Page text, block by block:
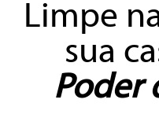
Limpe
sua
Poder